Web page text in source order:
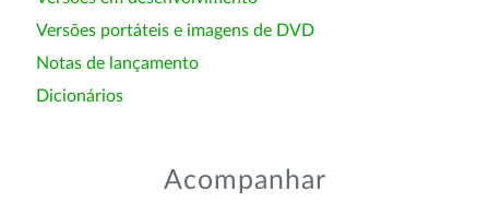
Versões portáteis e imagens de DVD
Notas de lançamento
Dicionários
Acompanhar